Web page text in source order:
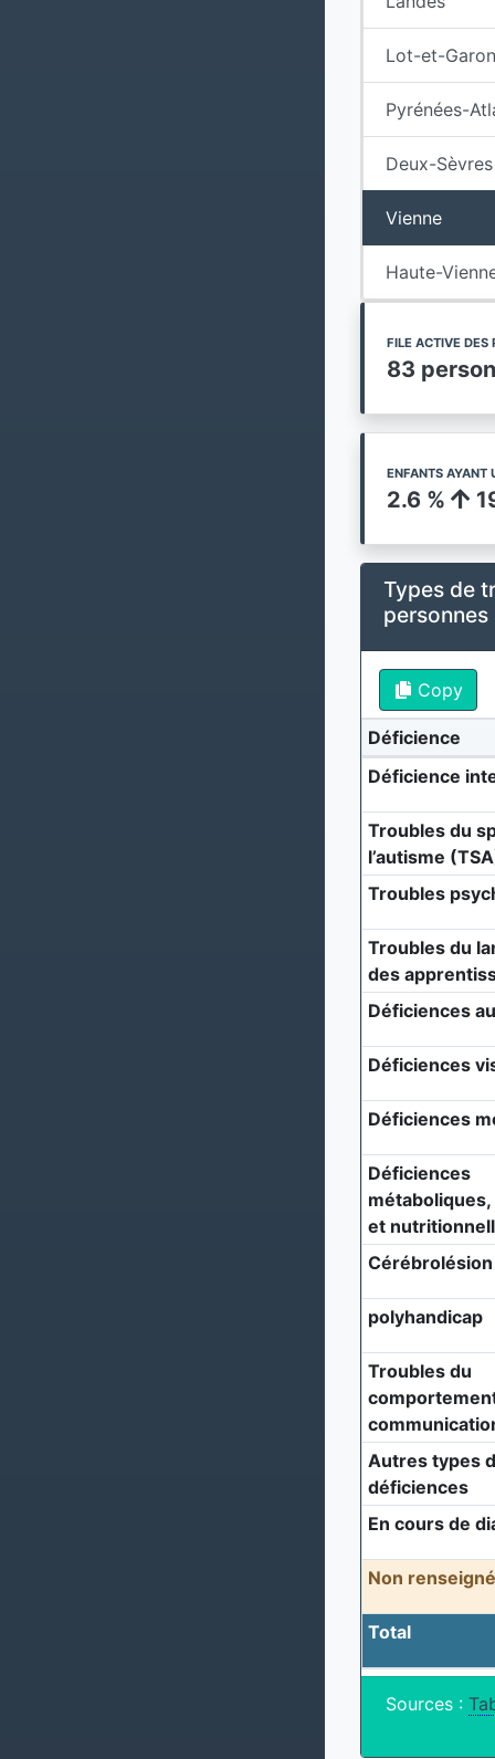
Lot-et-
Pyrénées-
Deux-Sèvres
Vienne
Haute-
FILE ACTIVE DES
83
ENFANTS AYANT
2.6 %
Types de
Copy
Déficience
Déficience
Troubles du
l’autisme
Troubles
Troubles du
des
Déficiences
Déficiences
Déficiences
Déficiences
et
Cérébrolésion
polyhandicap
Troubles du
Autres types
déficiences
En cours de
Non
Total
Sources :